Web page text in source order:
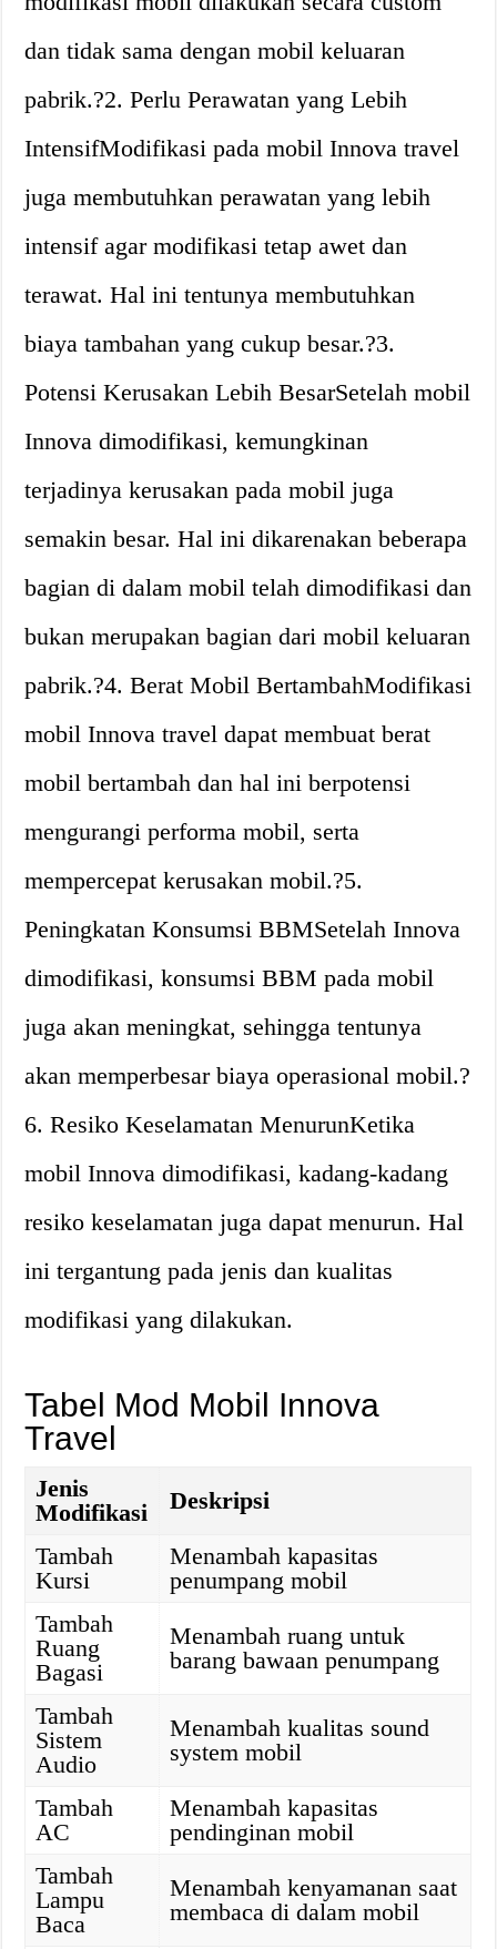
dan tidak sama dengan mobil keluaran
pabrik.?2. Perlu Perawatan yang Lebih
IntensifModifikasi pada mobil Innova travel
juga membutuhkan perawatan yang lebih
intensif agar modifikasi tetap awet dan
terawat. Hal ini tentunya membutuhkan
biaya tambahan yang cukup besar.?3.
Potensi Kerusakan Lebih BesarSetelah mobil
Innova dimodifikasi, kemungkinan
terjadinya kerusakan pada mobil juga
semakin besar. Hal ini dikarenakan beberapa
bagian di dalam mobil telah dimodifikasi dan
bukan merupakan bagian dari mobil keluaran
pabrik.?4. Berat Mobil BertambahModifikasi
mobil Innova travel dapat membuat berat
mobil bertambah dan hal ini berpotensi
mengurangi performa mobil, serta
mempercepat kerusakan mobil.?5.
Peningkatan Konsumsi BBMSetelah Innova
dimodifikasi, konsumsi BBM pada mobil
juga akan meningkat, sehingga tentunya
akan memperbesar biaya operasional mobil.?
6. Resiko Keselamatan MenurunKetika
mobil Innova dimodifikasi, kadang-kadang
resiko keselamatan juga dapat menurun. Hal
ini tergantung pada jenis dan kualitas
modifikasi yang dilakukan.
Tabel Mod Mobil Innova
Travel
Jenis
Modifikasi
Deskripsi
Tambah
Kursi
Menambah kapasitas
penumpang mobil
Tambah
Ruang
Bagasi
Menambah ruang untuk
barang bawaan penumpang
Tambah
Sistem
Audio
Menambah kualitas sound
system mobil
Tambah
AC
Menambah kapasitas
pendinginan mobil
Tambah
Lampu
Baca
Menambah kenyamanan saat
membaca di dalam mobil